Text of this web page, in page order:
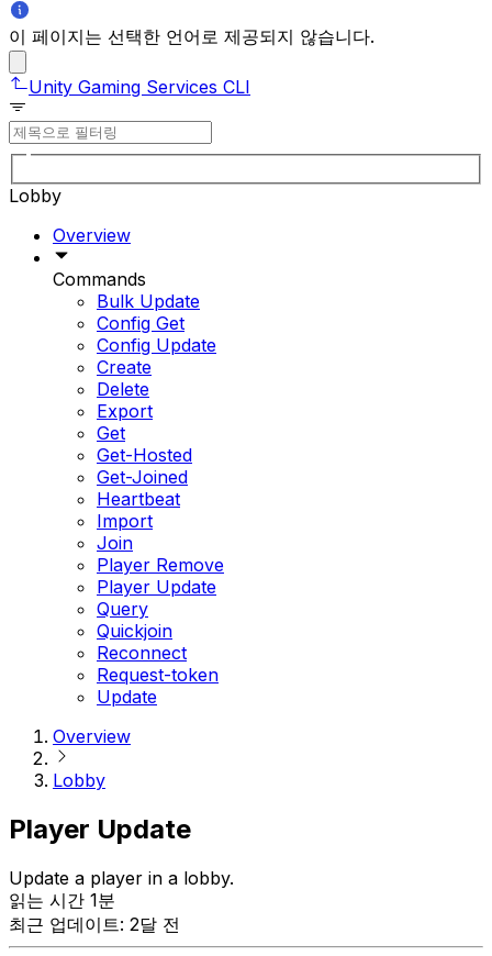
이 페이지는 선택한 언어로 제공되지 않습니다.
Unity Gaming Services CLI
Lobby
Overview
Commands
Bulk Update
Config Get
Config Update
Create
Delete
Export
Get
Get-Hosted
Get-Joined
Heartbeat
Import
Join
Player Remove
Player Update
Query
Quickjoin
Reconnect
Request-token
Update
Overview
Lobby
Player Update
Update a player in a lobby.
읽는 시간 1분
최근 업데이트: 2달 전